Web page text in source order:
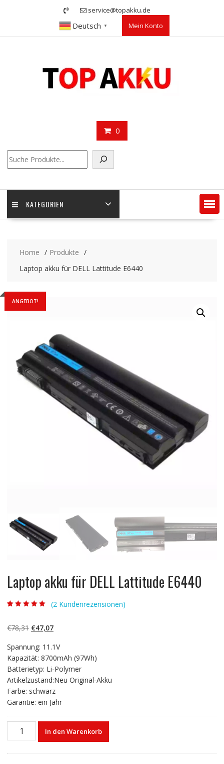
service@topakku.de
Deutsch ▼ Mein Konto
0
KATEGORIEN
Home
Produkte
Laptop akku für DELL Lattitude E6440
ANGEBOT!
Laptop akku für DELL Lattitude E6440
basierend auf
Kundenbewertun
(2 Kundenrezensionen)
€78,31 Ursprünglicher
war:
€78,31
€47,07Aktueller
ist:
€47,07.
Spannung: 11.1V
Kapazität: 8700mAh (97Wh)
Batterietyp: Li-Polymer
Artikelzustand:Neu Original-Akku
Farbe: schwarz
Garantie: ein Jahr
Laptop
In den Warenkorb